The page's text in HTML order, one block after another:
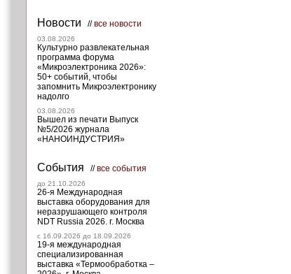
Новости //все новости
03.08.2026
Культурно развлекательная
программа форума
«Микроэлектроника 2026»:
50+ событий, чтобы
запомнить Микроэлектронику
надолго
03.08.2026
Вышел из печати Выпуск
№5/2026 журнала
«НАНОИНДУСТРИЯ»
События //все события
до 21.10.2026
26-я Международная
выставка оборудования для
неразрушающего контроля
NDT Russia 2026. г. Москва
c 16.09.2026 до 18.09.2026
19-я международная
специализированная
выставка «Термообработка –